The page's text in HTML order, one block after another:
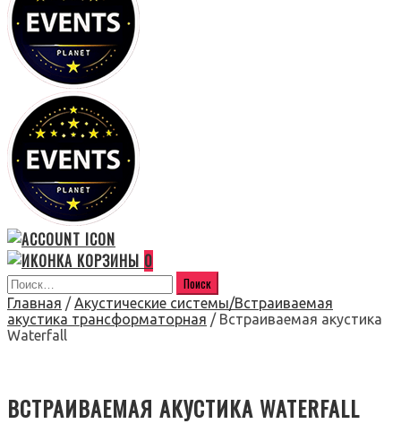
0
Главная / Акустические системы/Встраиваемая
акустика трансформаторная / Встраиваемая акустика
Waterfall
ВСТРАИВАЕМАЯ АКУСТИКА WATERFALL